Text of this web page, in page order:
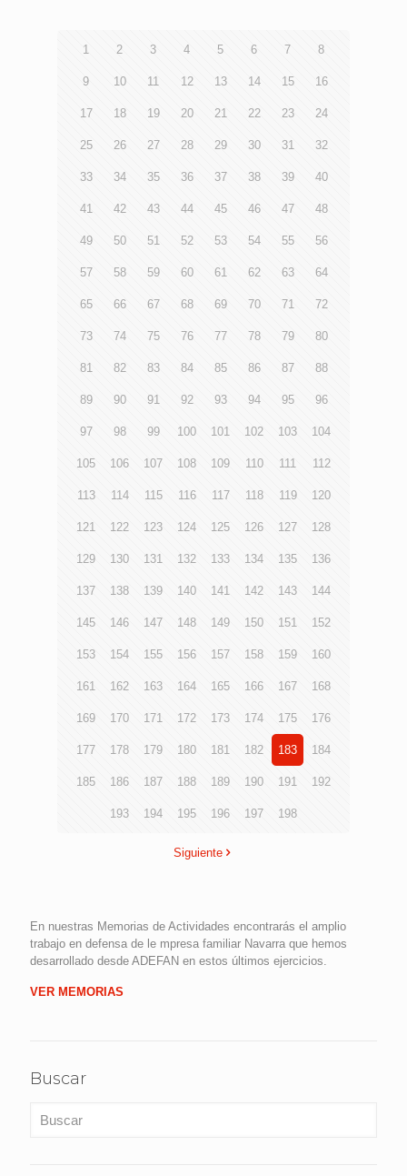
1 2 3 4 5 6 7 8
9 10 11 12 13 14 15 16
17 18 19 20 21 22 23 24
25 26 27 28 29 30 31 32
33 34 35 36 37 38 39 40
41 42 43 44 45 46 47 48
49 50 51 52 53 54 55 56
57 58 59 60 61 62 63 64
65 66 67 68 69 70 71 72
73 74 75 76 77 78 79 80
81 82 83 84 85 86 87 88
89 90 91 92 93 94 95 96
97 98 99 100 101 102 103 104
105 106 107 108 109 110 111 112
113 114 115 116 117 118 119 120
121 122 123 124 125 126 127 128
129 130 131 132 133 134 135 136
137 138 139 140 141 142 143 144
145 146 147 148 149 150 151 152
153 154 155 156 157 158 159 160
161 162 163 164 165 166 167 168
169 170 171 172 173 174 175 176
177 178 179 180 181 182 183 184
185 186 187 188 189 190 191 192
193 194 195 196 197 198
Siguiente
En nuestras Memorias de Actividades encontrarás el amplio
trabajo en defensa de le mpresa familiar Navarra que hemos
desarrollado desde ADEFAN en estos últimos ejercicios.
VER MEMORIAS
Buscar